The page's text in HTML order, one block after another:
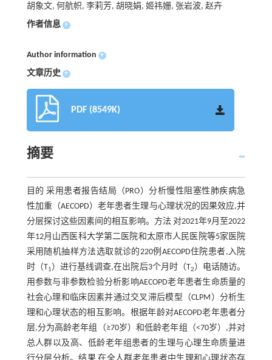
胡象文, 何航帜, 李莉芳, 胡晓娟, 姬祎姗, 张岩波, 赵卉
作者信息 +
Author information +
文章历史 +
PDF (8549K)
摘要
目的 采用患者报告结局（PRO）分析慢性阻塞性肺疾病急
性加重（AECOPD）老年患者生理与心理状况的因果效应,并
分层探讨这些因素间的相互影响。方法 对2021年9月至2022
年12月山西医科大学第二医院和太原市人民医院等5家医院
采用随机抽样方法选取就诊的220例AECOPD住院患者,入院
时（T1）进行基线调查,在出院后3个月时（T2）电话随访。
用参数与非参数检验分析影响AECOPD老年患者生命质量的
社会心理和临床因素并通过交叉滞后模型（CLPM）分析生
理和心理状态的相互影响。根据年龄对AECOPD老年患者分
层,分为高龄老年组（≥70岁）和低龄老年组（<70岁）,并对
总人群以及高、低龄老年组患者的生理与心理生命质量进